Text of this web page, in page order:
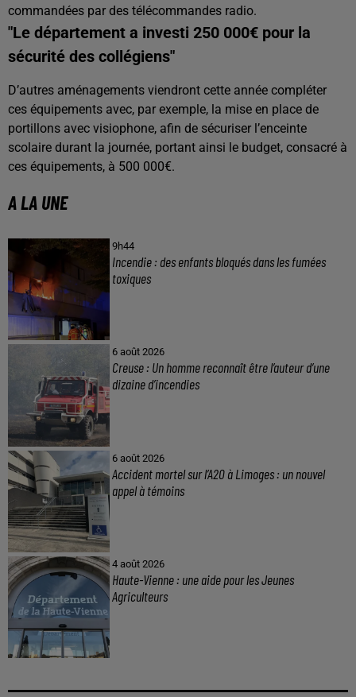
commandées par des télécommandes radio.
"Le département a investi 250 000€ pour la
sécurité des collégiens"
D’autres aménagements viendront cette année compléter
ces équipements avec, par exemple, la mise en place de
portillons avec visiophone, afin de sécuriser l’enceinte
scolaire durant la journée, portant ainsi le budget, consacré à
ces équipements, à 500 000€.
A LA UNE
9h44
Incendie : des enfants bloqués dans les fumées
toxiques
6 août 2026
Creuse : Un homme reconnaît être l’auteur d’une
dizaine d’incendies
6 août 2026
Accident mortel sur l’A20 à Limoges : un nouvel
appel à témoins
4 août 2026
Haute-Vienne : une aide pour les Jeunes
Agriculteurs